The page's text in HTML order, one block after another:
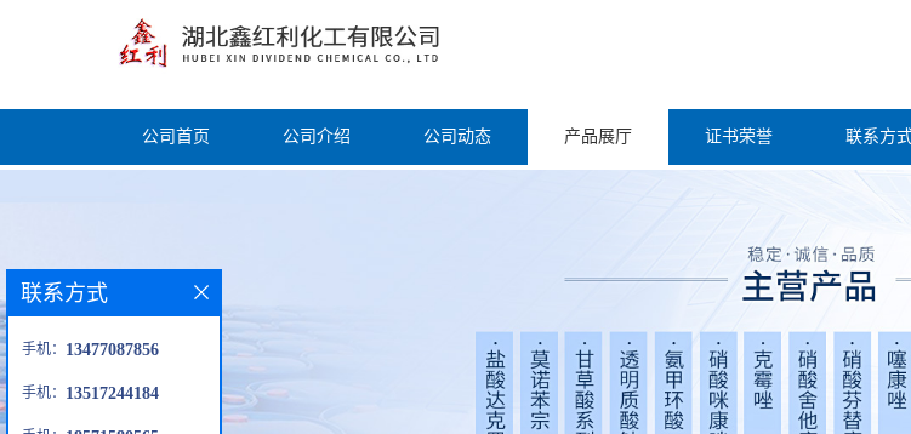
公司首页 公司介绍 公司动态 产品展厅 证书荣誉 联系方
联系方式
手机： 13477087856
手机： 13517244184